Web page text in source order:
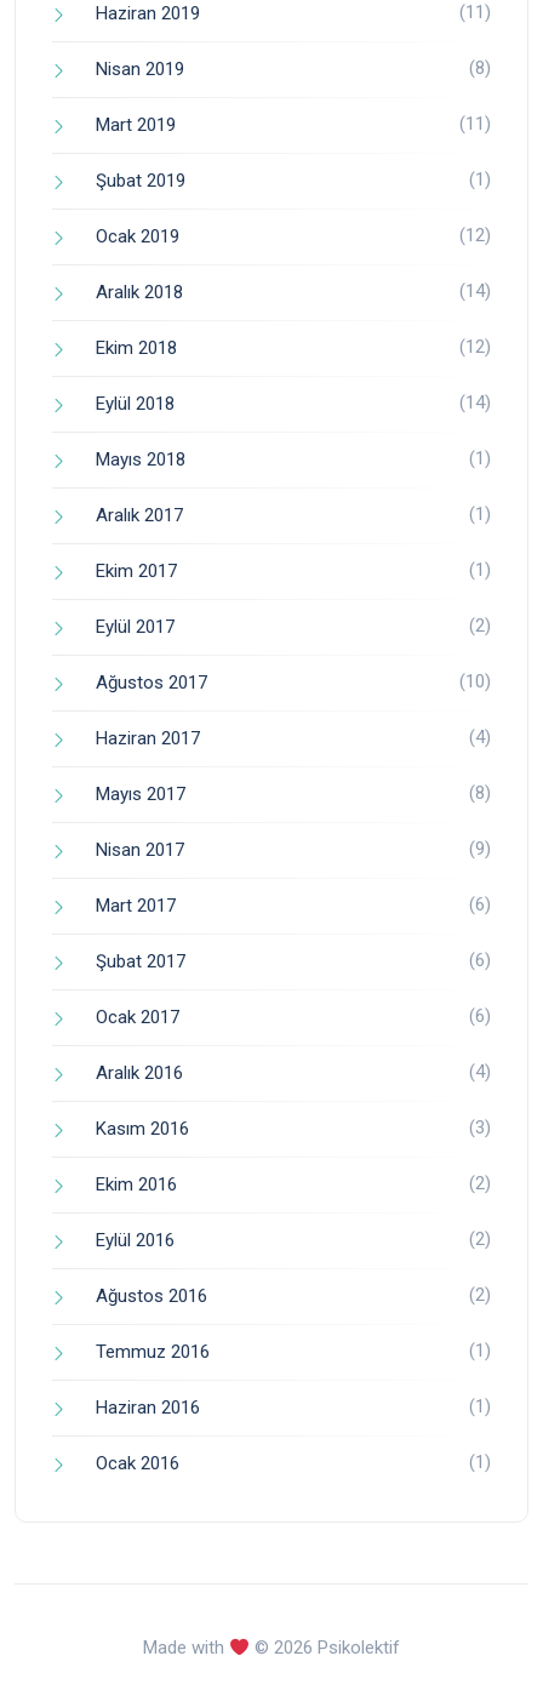
Haziran 2019 (11)
Nisan 2019 (8)
Mart 2019 (11)
Şubat 2019 (1)
Ocak 2019 (12)
Aralık 2018 (14)
Ekim 2018 (12)
Eylül 2018 (14)
Mayıs 2018 (1)
Aralık 2017 (1)
Ekim 2017 (1)
Eylül 2017 (2)
Ağustos 2017 (10)
Haziran 2017 (4)
Mayıs 2017 (8)
Nisan 2017 (9)
Mart 2017 (6)
Şubat 2017 (6)
Ocak 2017 (6)
Aralık 2016 (4)
Kasım 2016 (3)
Ekim 2016 (2)
Eylül 2016 (2)
Ağustos 2016 (2)
Temmuz 2016 (1)
Haziran 2016 (1)
Ocak 2016 (1)
Made with © 2026 Psikolektif